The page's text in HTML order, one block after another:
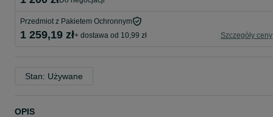
Przedmiot z Pakietem Ochronnym
1 259,19 zł+ dostawa od 10,99 zł Szczegóły ceny
Stan: Używane
OPIS